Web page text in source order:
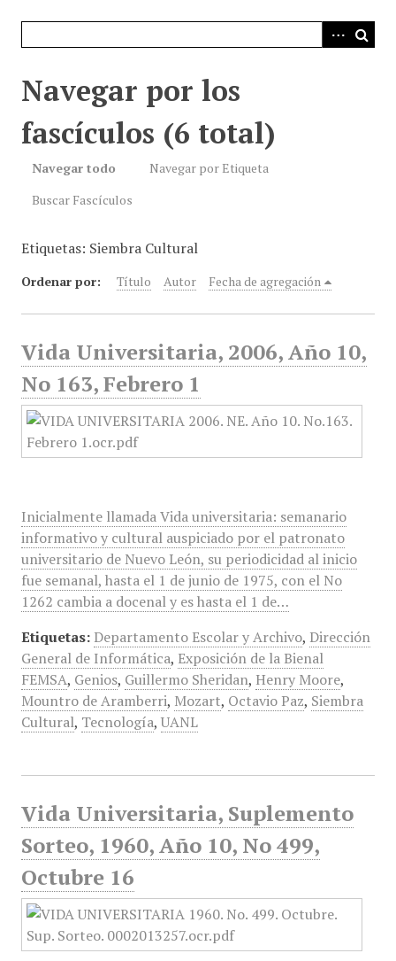
Navegar por los
fascículos (6 total)
Navegar todo
Navegar por Etiqueta
Buscar Fascículos
Etiquetas: Siembra Cultural
Ordenar por: Título Autor Fecha de agregación
Vida Universitaria, 2006, Año 10,
No 163, Febrero 1
Inicialmente llamada Vida universitaria: semanario
informativo y cultural auspiciado por el patronato
universitario de Nuevo León, su periodicidad al inicio
fue semanal, hasta el 1 de junio de 1975, con el No
1262 cambia a docenal y es hasta el 1 de…
Etiquetas: Departamento Escolar y Archivo, Dirección
General de Informática, Exposición de la Bienal
FEMSA, Genios, Guillermo Sheridan, Henry Moore,
Mountro de Aramberri, Mozart, Octavio Paz, Siembra
Cultural, Tecnología, UANL
Vida Universitaria, Suplemento
Sorteo, 1960, Año 10, No 499,
Octubre 16